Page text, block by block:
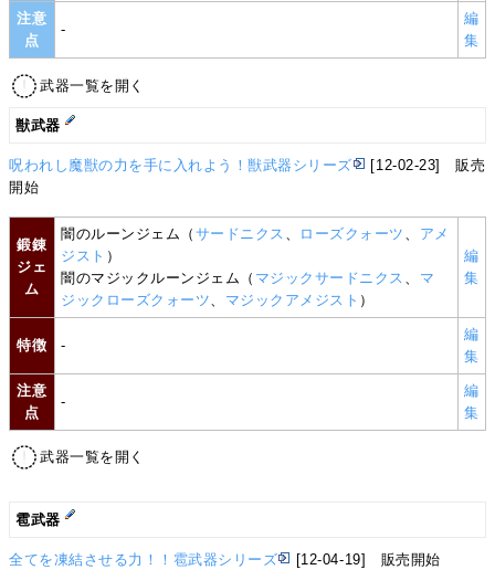
注意
点
-
編
集
武器一覧を開く
獣武器
呪われし魔獣の力を手に入れよう！獣武器シリーズ
[12-02-23] 販売
開始
鍛錬
ジェ
ム
闇のルーンジェム（ サードニクス ローズクォーツ
アメ
ジスト ）
闇のマジックルーンジェム（ マジックサードニクス
マ
ジックローズクォーツ
マジックアメジスト ）
編
集
特徴 -
編
集
注意
点
-
編
集
武器一覧を開く
雹武器
全てを凍結させる力！！雹武器シリーズ [12-04-19] 販売開始